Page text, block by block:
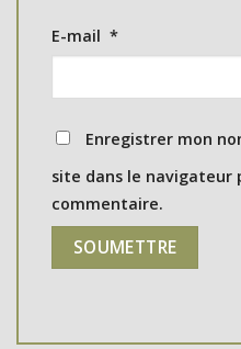
E-mail *
Enregistrer mon
site dans le navigateur
commentaire.